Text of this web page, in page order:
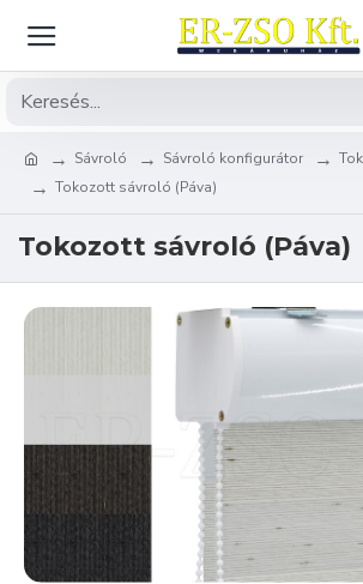
Sávroló Sávroló konfigurátor
Tokozott sávroló (Páva)
Tokozott sávroló (Páva)